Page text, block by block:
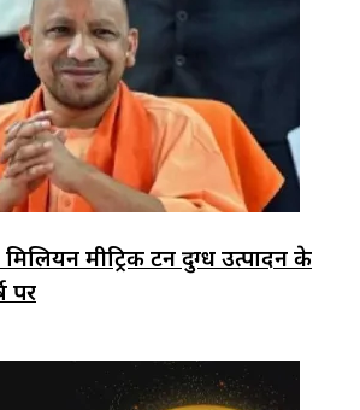
मीट्रिक टन दुग्ध उत्पादन के
पर